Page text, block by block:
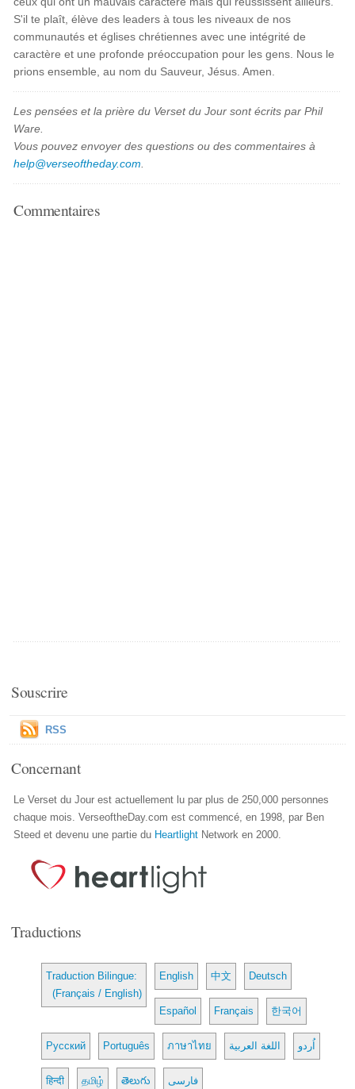
S'il te plaît, élève des leaders à tous les niveaux de nos
communautés et églises chrétiennes avec une intégrité de
caractère et une profonde préoccupation pour les gens. Nous le
prions ensemble, au nom du Sauveur, Jésus. Amen.
Les pensées et la prière du Verset du Jour sont écrits par Phil
Ware.
Vous pouvez envoyer des questions ou des commentaires à
help@verseoftheday.com
Commentaires
Souscrire
RSS
Concernant
Le Verset du Jour est actuellement lu par plus de 250,000 personnes
chaque mois. VerseoftheDay.com est commencé, en 1998, par Ben
Steed et devenu une partie du Heartlight Network en 2000.
Traductions
Traduction Bilingue:
(Français / English)
English 中文 Deutsch
Español Français 한국어
Русский Português ภาษาไทย اللغة العربية اُردو
हिन्दी தமிழ் తెలుగు فارسی